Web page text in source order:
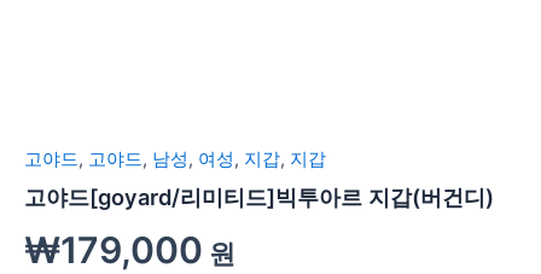
고야드, 고야드, 남성, 여성, 지갑, 지갑
고야드[goyard/리미티드]빅투아르 지갑(버건디)
₩179,000 원